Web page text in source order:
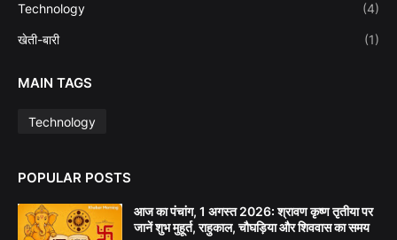
Technology (4)
खेती-बारी (1)
MAIN TAGS
Technology
POPULAR POSTS
आज का पंचांग, 1 अगस्त 2026: श्रावण कृष्ण तृतीया पर
जानें शुभ मुहूर्त, राहुकाल, चौघड़िया और शिववास का समय